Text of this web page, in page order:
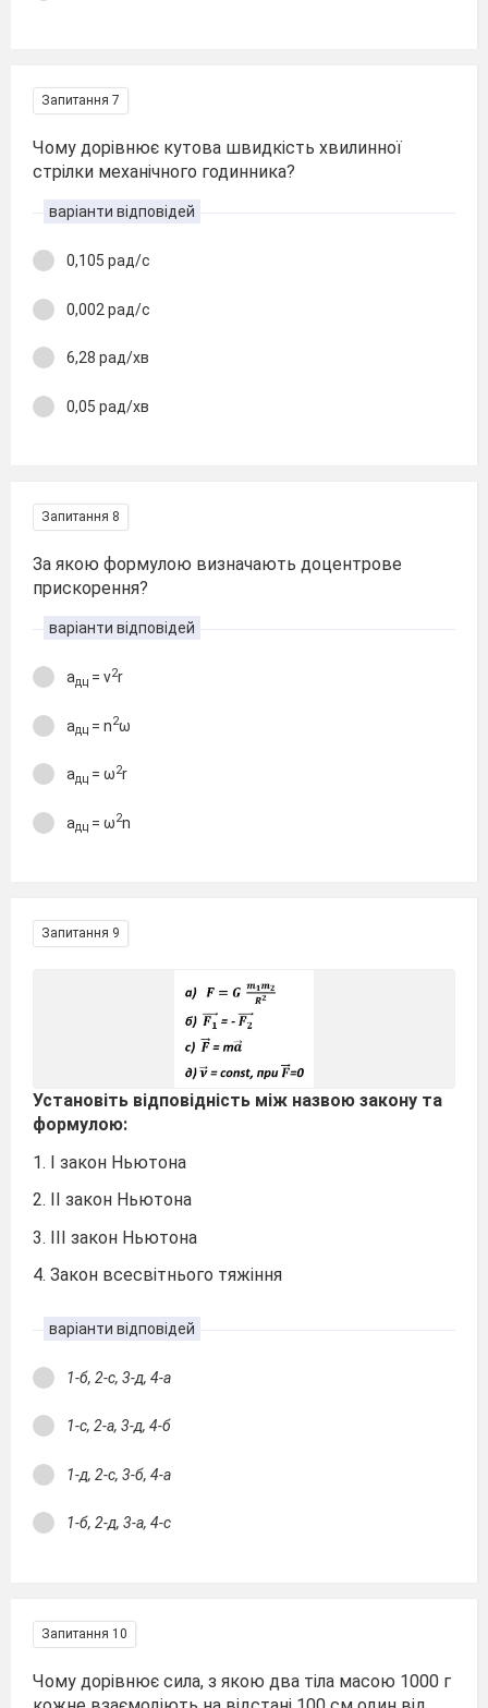
Запитання 7
Чому дорівнює кутова швидкість хвилинної
стрілки механічного годинника?
варіанти відповідей
0,105 рад/с
0,002 рад/с
6,28 рад/хв
0,05 рад/хв
Запитання 8
За якою формулою визначають доцентрове
прискорення?
варіанти відповідей
адц = v2r
aдц = n2ω
aдц = ω2r
aдц = ω2n
Запитання 9
Установіть відповідність між назвою закону та
формулою:
1. І закон Ньютона
2. ІІ закон Ньютона
3. ІІІ закон Ньютона
4. Закон всесвітнього тяжіння
варіанти відповідей
1-б, 2-с, 3-д, 4-а
1-с, 2-а, 3-д, 4-б
1-д, 2-с, 3-б, 4-а
1-б, 2-д, 3-а, 4-с
Запитання 10
Чому дорівнює сила, з якою два тіла масою 1000 г